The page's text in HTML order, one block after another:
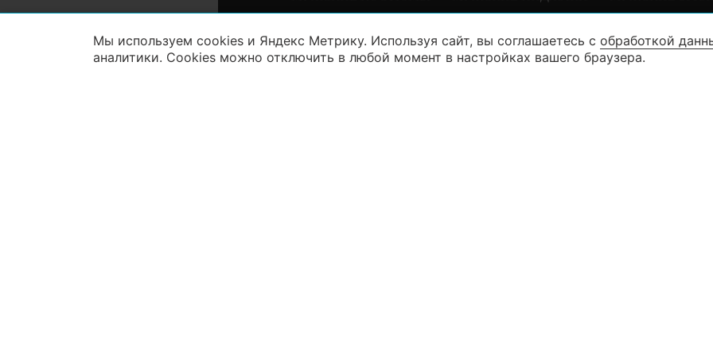
КАТАЛОГ
КОНТАКТЫ
8 (846)
8 (927)
Мы используем cookies и Яндекс Метрику. Используя сайт, вы соглашаетесь с обработкой
аналитики. Cookies можно отключить в любой момент в настройках вашего браузера.